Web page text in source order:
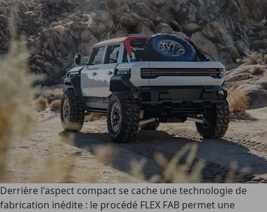
Derrière l'aspect compact se cache une technologie de
fabrication inédite : le procédé FLEX FAB permet une